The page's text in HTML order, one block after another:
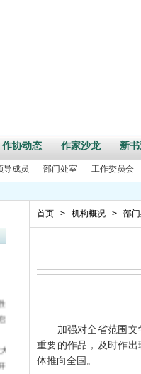
作协动态 作家沙龙 新
导成员 部门处室 工作委员会
事
首页 > 机构概况 > 部
加强对全省范围文学
重要的作品，及时作
体推向全国。